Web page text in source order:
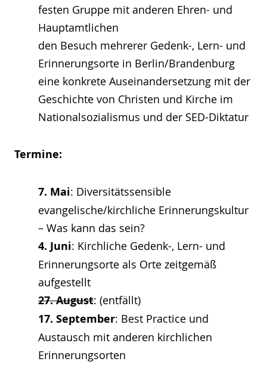
festen Gruppe mit anderen Ehren- und
Hauptamtlichen
den Besuch mehrerer Gedenk-, Lern- und
Erinnerungsorte in Berlin/Brandenburg
eine konkrete Auseinandersetzung mit der
Geschichte von Christen und Kirche im
Nationalsozialismus und der SED-Diktatur
Termine:
7. Mai: Diversitätssensible
evangelische/kirchliche Erinnerungskultur
– Was kann das sein?
4. Juni: Kirchliche Gedenk-, Lern- und
Erinnerungsorte als Orte zeitgemäß
aufgestellt
27. August: (entfällt)
17. September: Best Practice und
Austausch mit anderen kirchlichen
Erinnerungsorten